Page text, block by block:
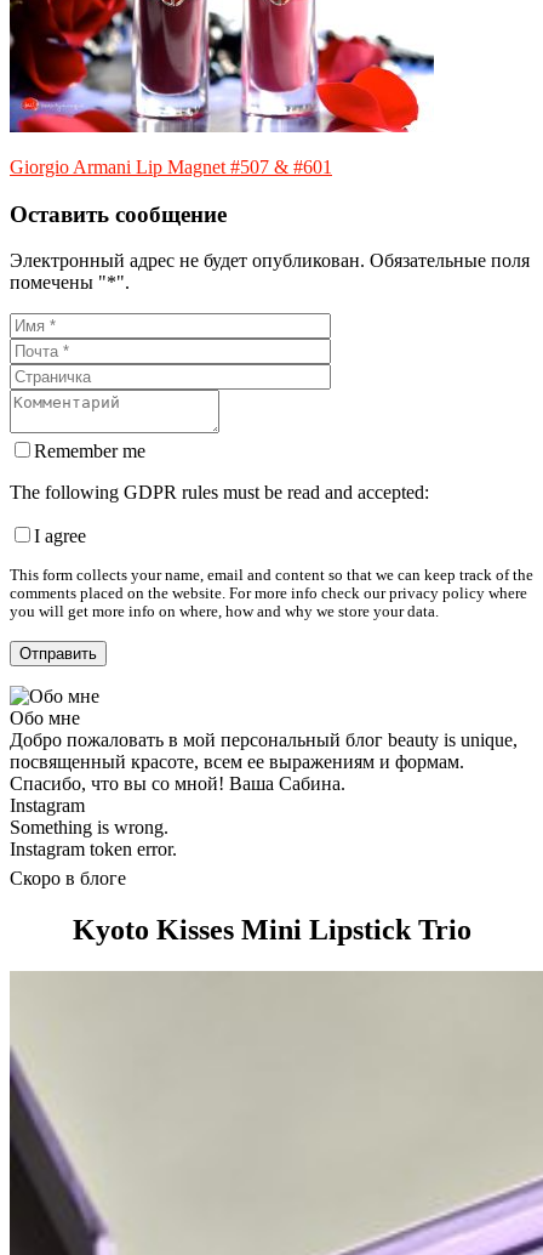
Giorgio Armani Lip Magnet #507 & #601
Оставить сообщение
Электронный адрес не будет опубликован. Обязательные поля
помечены "*".
Remember me
The following GDPR rules must be read and accepted:
I agree
This form collects your name, email and content so that we can keep track of the
comments placed on the website. For more info check our privacy policy where
you will get more info on where, how and why we store your data.
Обо мне
Добро пожаловать в мой персональный блог beauty is unique,
посвященный красоте, всем ее выражениям и формам.
Спасибо, что вы со мной! Ваша Сабина.
Instagram
Something is wrong.
Instagram token error.
Скоро в блоге
Kyoto Kisses Mini Lipstick Trio